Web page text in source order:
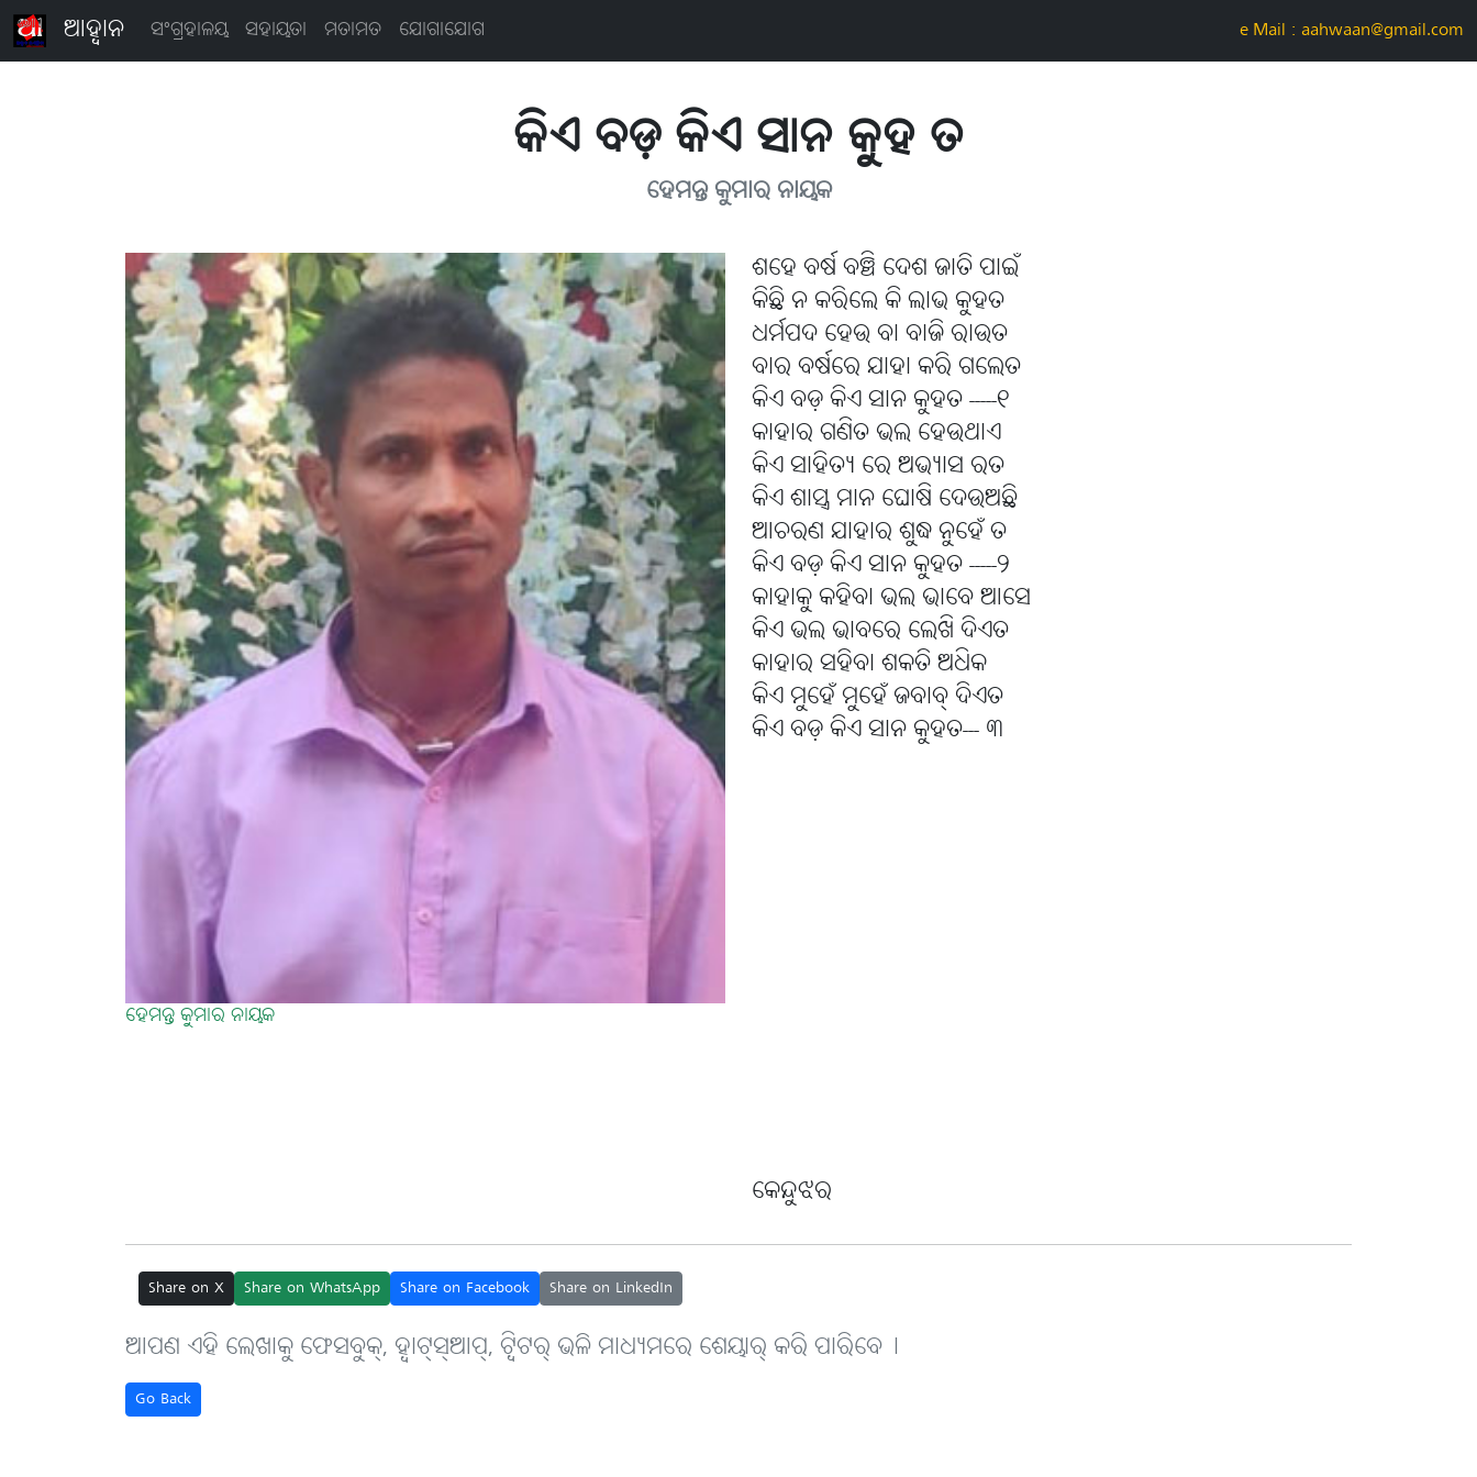
ଆହ୍ବାନ ସଂଗ୍ରହାଳୟ ସହାୟତା ମତାମତ ଯୋଗାଯୋଗ e-Mail : aahwaan@gmail.com
କିଏ ବଡ଼ କିଏ ସାନ କୁହ ତ
ହେମନ୍ତ କୁମାର ନାୟକ
ହେମନ୍ତ କୁମାର ନାୟକ
ଶହେ ବର୍ଷ ବଞ୍ଚି ଦେଶ ଜାତି ପାଇଁ
କିଛି ନ କରିଲେ କି ଲାଭ କୁହତ
ଧର୍ମପଦ ହେଉ ବା ବାଜି ରାଉତ
ବାର ବର୍ଷରେ ଯାହା କରି ଗଲେତ
କିଏ ବଡ଼ କିଏ ସାନ କୁହତ -----୧
କାହାର ଗଣିତ ଭଲ ହେଉଥାଏ
କିଏ ସାହିତ୍ୟ ରେ ଅଭ୍ୟାସ ରତ
କିଏ ଶାସ୍ତ୍ର ମାନ ଘୋଷି ଦେଉଅଛି
ଆଚରଣ ଯାହାର ଶୁଦ୍ଧ ନୁହେଁ ତ
କିଏ ବଡ଼ କିଏ ସାନ କୁହତ -----୨
କାହାକୁ କହିବା ଭଲ‌‌‌ ଭାବେ ଆସେ
କିଏ ଭଲ ଭାବରେ ଲେଖି ଦିଏତ
କାହାର ସହିବା ଶକତି ଅଧିକ
କିଏ ମୁହେଁ ମୁହେଁ ଜବାବ୍ ଦିଏତ
କିଏ ବଡ଼ କିଏ ସାନ କୁହତ--- ୩
କେନ୍ଦୁଝର
Share on X Share on WhatsApp Share on Facebook Share on LinkedIn
ଆପଣ ଏହି ଲେଖାକୁ ଫେସବୁକ୍, ହ୍ବାଟ୍‌ସ୍‌ଆପ୍, ଟ୍ବିଟର୍ ଭଳି ମାଧ୍ୟମରେ ଶେୟାର୍ କରି ପାରିବେ୤
Go Back